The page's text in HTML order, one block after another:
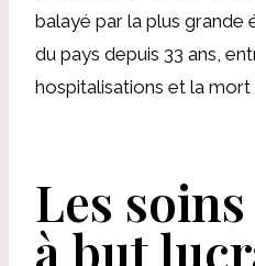
balayé par la plus
du pays depuis 33 ans,
hospitalisations et la mort
Les
à but